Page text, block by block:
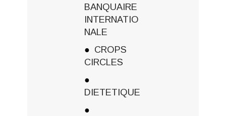
BANQUAIRE
INTERNATIO
NALE
CROPS
CIRCLES
DIETETIQUE